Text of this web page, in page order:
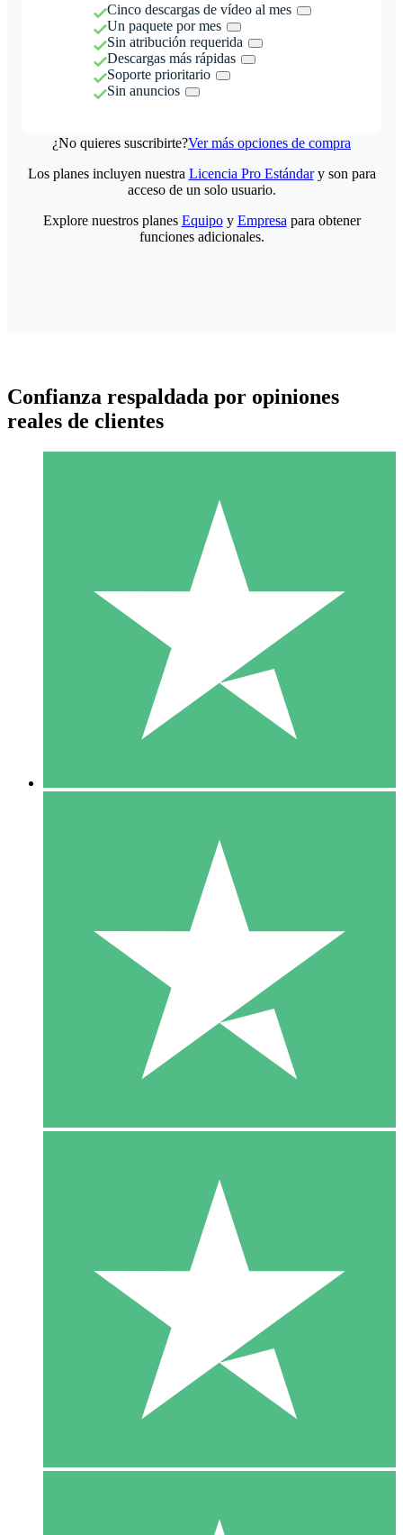
Cinco descargas de vídeo al mes
Un paquete por mes
Sin atribución requerida
Descargas más rápidas
Soporte prioritario
Sin anuncios
¿No quieres suscribirte?Ver más opciones de compra
Paquetes de Créditos Individuales
Paga según el uso con créditos de descarga. Sin compromiso
10 00
10 Descargas
20 00
Los planes incluyen nuestra Licencia Pro Estándary son para
acceso de un solo usuario.
Explore nuestros planes Equipoy Empresa para obtener
funciones adicionales.
Confianza respaldada por opiniones
reales de clientes